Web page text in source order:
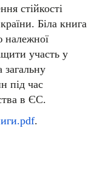
стійкості
Біла книга
належної
участь у
загальну
під час
в ЄС.
.